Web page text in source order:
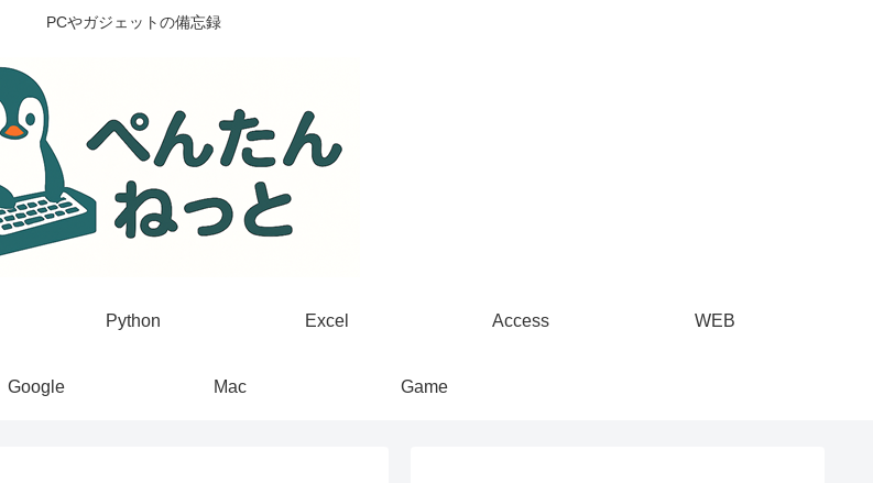
PCやガジェットの備忘録
Python Excel Access WEB
Google Mac Game